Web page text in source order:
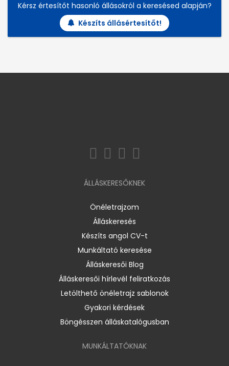
Kérsz értesítőt hasonló állásokról a keresésed alapján?
Készíts állásértesítőt!
ÁLLÁSKERESŐKNEK
Önéletrajzom
Álláskeresés
Készíts angol CV-t
Munkáltató keresése
Álláskeresői Blog
Álláskeresői hírlevél feliratkozás
Letölthető önéletrajz sablonok
Gyakori kérdések
Böngésszen álláskatalógusban
MUNKÁLTATÓKNAK